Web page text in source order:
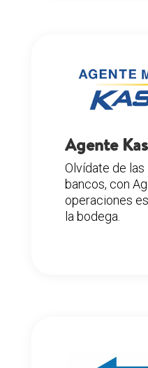
Agente
Olvídate de
bancos, con
operaciones
la bodega.